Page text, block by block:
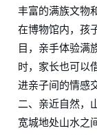
丰富的满族文物
在博物馆内，孩
目，亲手体验满
时，家长也可以
进亲子间的情感
二、亲近自然，
宽城地处山水之